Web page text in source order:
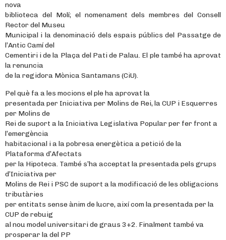
nova
biblioteca del Molí; el nomenament dels membres del Consell
Rector del Museu
Municipal i la denominació dels espais públics del Passatge de
l’Antic Camí del
Cementiri i de la Plaça del Pati de Palau. El ple també ha aprovat
la renuncia
de la regidora Mònica Santamans (CiU).
Pel què fa a les mocions el ple ha aprovat la
presentada per Iniciativa per Molins de Rei, la CUP i Esquerres
per Molins de
Rei de suport a la Iniciativa Legislativa Popular per fer front a
l’emergència
habitacional i a la pobresa energètica a petició de la
Plataforma d’Afectats
per la Hipoteca. També s’ha acceptat la presentada pels grups
d’Iniciativa per
Molins de Rei i PSC de suport a la modificació de les obligacions
tributàries
per entitats sense ànim de lucre, així com la presentada per la
CUP de rebuig
al nou model universitari de graus 3+2. Finalment també va
prosperar la del PP